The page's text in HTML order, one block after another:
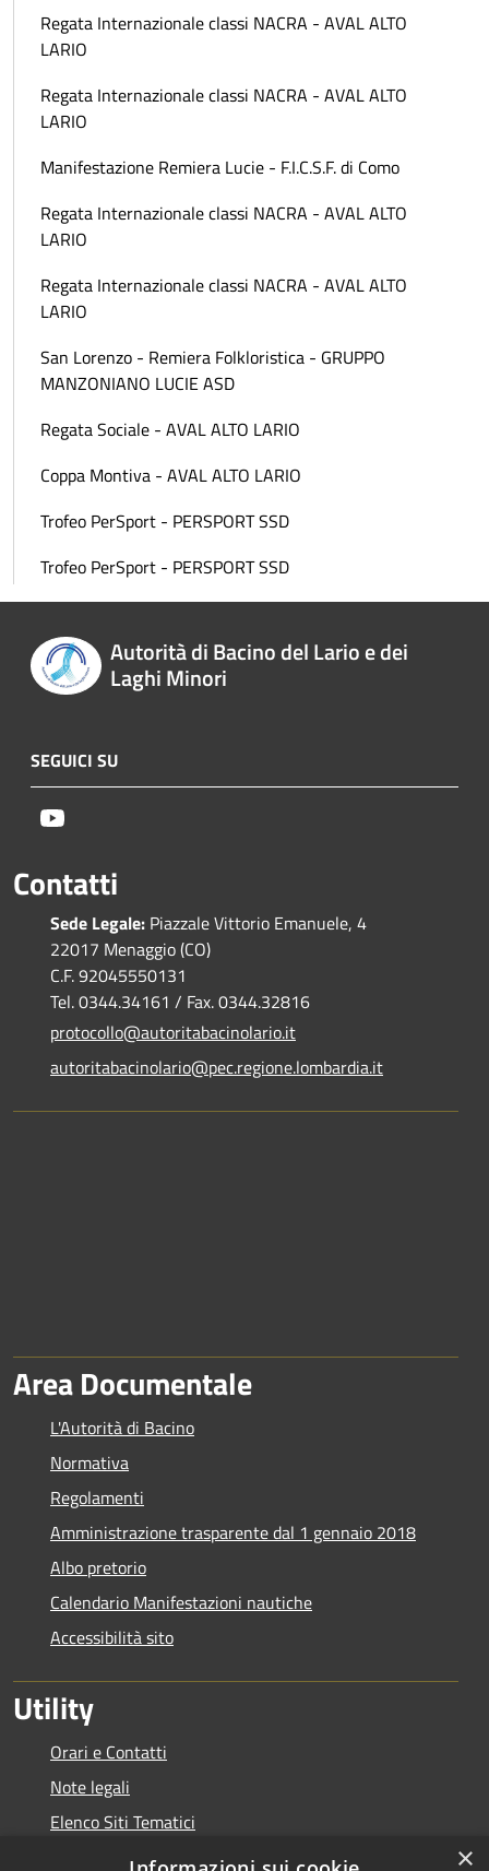
Regata Internazionale classi NACRA - AVAL ALTO
LARIO
Regata Internazionale classi NACRA - AVAL ALTO
LARIO
Manifestazione Remiera Lucie - F.I.C.S.F. di Como
Regata Internazionale classi NACRA - AVAL ALTO
LARIO
Regata Internazionale classi NACRA - AVAL ALTO
LARIO
San Lorenzo - Remiera Folkloristica - GRUPPO
MANZONIANO LUCIE ASD
Regata Sociale - AVAL ALTO LARIO
Coppa Montiva - AVAL ALTO LARIO
Trofeo PerSport - PERSPORT SSD
Trofeo PerSport - PERSPORT SSD
Autorità di Bacino del Lario e dei
Laghi Minori
SEGUICI SU
Contatti
Sede Legale: Piazzale Vittorio Emanuele, 4
22017 Menaggio (CO)
C.F. 92045550131
Tel. 0344.34161 / Fax. 0344.32816
protocollo@autoritabacinolario.it
autoritabacinolario@pec.regione.lombardia.it
Area Documentale
L'Autorità di Bacino
Normativa
Regolamenti
Amministrazione trasparente dal 1 gennaio 2018
Albo pretorio
Calendario Manifestazioni nautiche
Accessibilità sito
Utility
Orari e Contatti
Note legali
Elenco Siti Tematici
×